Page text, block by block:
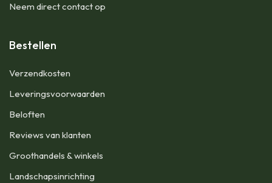
Neem direct contact op
Bestellen
Verzendkosten
Leveringsvoorwaarden
Beloften
Reviews van klanten
Groothandels & winkels
Landschapsinrichting